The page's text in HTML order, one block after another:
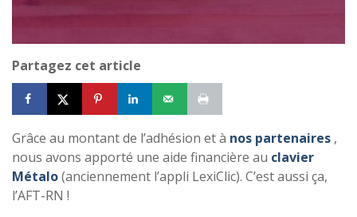
Partagez cet article
Grâce au montant de l’adhésion et à nos partenaires ,
nous avons apporté une aide financière au clavier
Métalo(anciennement l’appli LexiClic). C’est aussi ça,
l’AFT-RN !